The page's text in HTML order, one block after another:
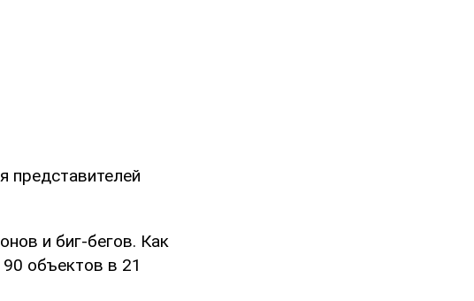
представителей
и биг-бегов. Как
объектов в 21